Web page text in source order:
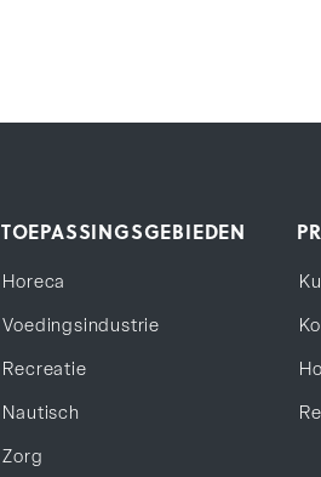
TOEPASSINGSGEBIEDEN
Horeca
Voedingsindustrie
Recreatie
Nautisch
Zorg